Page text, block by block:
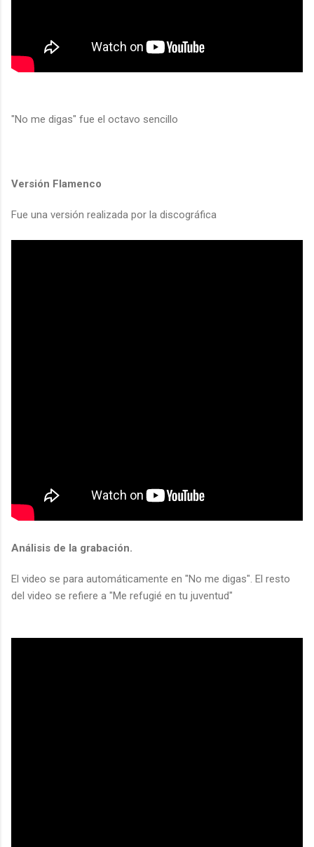
"No me digas" fue el octavo sencillo
Versión Flamenco
Fue una versión realizada por la discográfica
Análisis de la grabación.
El video se para automáticamente en "No me digas". El resto
del video se refiere a "Me refugié en tu juventud"